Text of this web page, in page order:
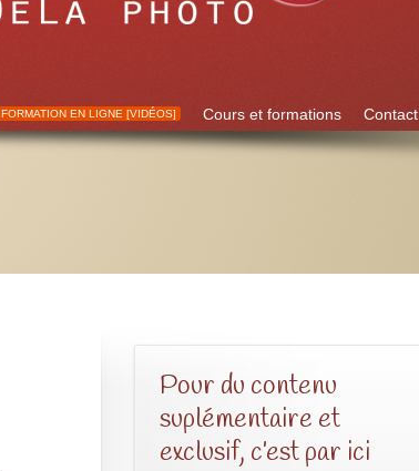
FORMATION EN LIGNE [VIDÉOS] Cours et formations Contact
Pour du contenu
suplémentaire et
exclusif, c’est par ici